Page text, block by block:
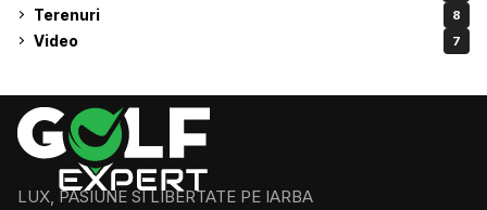
Terenuri 8
Video 7
LUX, PASIUNE SI LIBERTATE PE IARBA